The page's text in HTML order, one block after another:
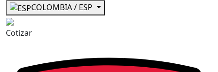
COLOMBIA / ESP
Cotizar